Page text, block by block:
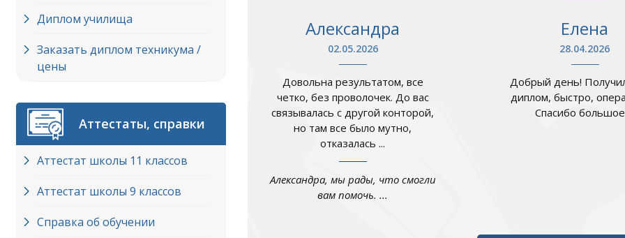
Диплом училища
Заказать диплом техникума /
цены
Аттестаты, справки
Аттестат школы 11 классов
Аттестат школы 9 классов
Справка об обучении
Александра
02.05.2026
Довольна результатом, все
четко, без проволочек. До вас
связывалась с другой конторой,
но там все было мутно,
отказалась ...
Александра, мы рады, что смогли
вам помочь. ...
Елена
28.04.2026
Добрый день!
диплом, быстро,
Спасибо большое